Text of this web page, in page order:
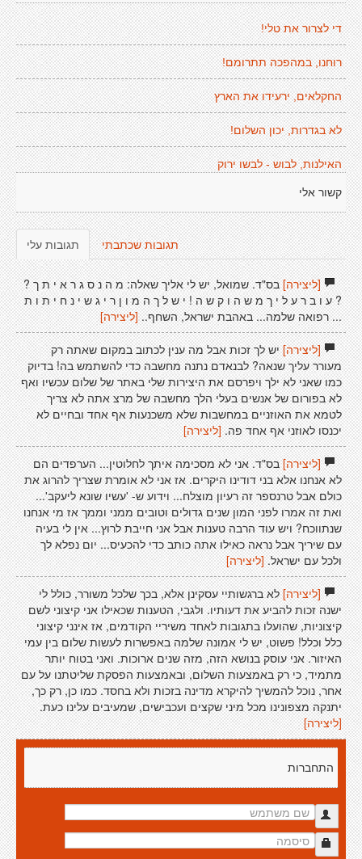
די לצרור את טלי!
רוחנו, במהפכה תתרומם!
החקלאים, ירעידו את הארץ
לא בגדרות, יכון השלום!
האילנות, לבוש - לבשו ירוק
קשור אלי
תגובות עלי תגובות שכתבתי
[ליצירה]בס"ד. שמואל, יש לי אליך שאלה: מ ה נ ס ג ר א י ת ך ?
? ע ו ב ר ע ל י ך מ ש ה ו ק ש ה ! י ש ל ך ה מ ו ן ר י ג ש י נ ח י ת ו ת
... רפואה שלמה... באהבת ישראל, השחף..[ליצירה]
[ליצירה]יש לך זכות אבל מה ענין לכתוב במקום שאתה רק
מעורר עליך שנאה? לבנאדם נתנה מחשבה כדי להשתמש בה! בדיוק
כמו שאני לא ילך ויפרסם את היצירות שלי באתר של שלום עכשיו ואף
לא בפורום של אנשים בעלי הלך מחשבה של מרצ אתה לא צריך
לטמא את האוזניים במחשבות שלא משכנעות אף אחד ובחיים לא
יכנסו לאוזני אף אחד פה. [ליצירה]
[ליצירה]בס"ד. אני לא מסכימה איתך לחלוטין... הערפדים הם
לא אנחנו אלא בני דודינו היקרים. אז אני לא אומרת שצריך להרוג את
כולם אבל טרנספר זה רעיון מוצלח... וידוע ש- 'עשיו שונא ליעקב'...
ואת זה אמרו לפני המון שנים גדולים וטובים ממני וממך אז מי אנחנו
שנתווכח? ויש עוד הרבה טענות אבל אני חייבת לרוץ... אין לי בעיה
עם שיריך אבל נראה כאילו אתה כותב כדי להכעיס... יום נפלא לך
ולכל עם ישראל. [ליצירה]
[ליצירה]לא ברגשותיי עסקינן אלא, בכך שלכל משורר, כולל לי
ישנה זכות להביע את דעותיו. ולגבי, הטענות שכאילו אני קיצוני לשם
קיצוניות, שהועלו בתגובות לאחד משיריי הקודמים, אז אינני קיצוני
כלל וכלל! פשוט, יש לי אמונה שלמה באפשרות לעשות שלום בין עמי
האיזור. אני עוסק בנושא הזה, מזה שנים ארוכות. ואני בטוח יותר
מתמיד, כי רק באמצעות השלום, ובאמצעות הפסקת שליטתנו על עם
אחר, נוכל להמשיך להיקרא מדינה בזכות ולא בחסד. כמו כן, רק כך,
יתנקה מצפונינו מכל מיני שקצים ועכבישים, שמעיבים עלינו כעת.
[ליצירה]
התחברות